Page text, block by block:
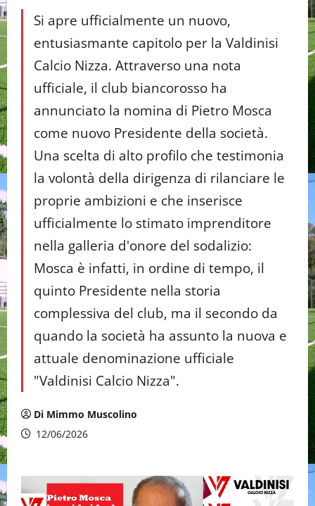
Si apre ufficialmente un nuovo,
entusiasmante capitolo per la Valdinisi
Calcio Nizza. Attraverso una nota
ufficiale, il club biancorosso ha
annunciato la nomina di Pietro Mosca
come nuovo Presidente della società.
Una scelta di alto profilo che testimonia
la volontà della dirigenza di rilanciare le
proprie ambizioni e che inserisce
ufficialmente lo stimato imprenditore
nella galleria d'onore del sodalizio:
Mosca è infatti, in ordine di tempo, il
quinto Presidente nella storia
complessiva del club, ma il secondo da
quando la società ha assunto la nuova e
attuale denominazione ufficiale
"Valdinisi Calcio Nizza".
Di Mimmo Muscolino
12/06/2026